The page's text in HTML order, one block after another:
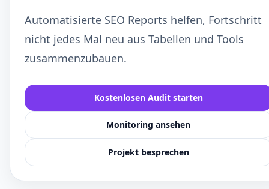
Automatisierte SEO Reports helfen, Fortschritt
nicht jedes Mal neu aus Tabellen und Tools
zusammenzubauen.
Kostenlosen Audit starten
Monitoring ansehen
Projekt besprechen